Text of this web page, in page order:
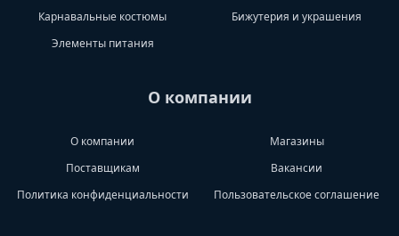
Карнавальные костюмы
Бижутерия и украшения
Элементы питания
О компании
О компании
Магазины
Поставщикам
Вакансии
Политика конфиденциальности
Пользовательское соглашение